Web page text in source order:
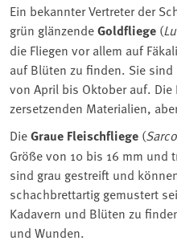
Ein bekannter Vertreter der
grün glänzendeGoldfliege (
die Fliegen vor allem auf
auf Blüten zu finden. Sie
von April bis Oktober auf. Die
zersetzenden Materialien,
DieGraue Fleischfliege (
Größe von 10 bis 16 mm und
sind grau gestreift und
schachbrettartig gemustert
Kadavern und Blüten zu
und Wunden.